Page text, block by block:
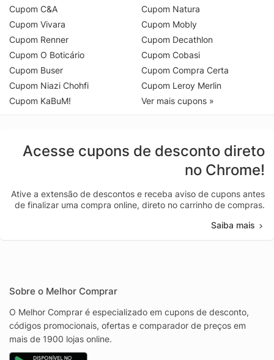
Cupom C&A
Cupom Vivara
Cupom Renner
Cupom O Boticário
Cupom Buser
Cupom Niazi Chohfi
Cupom KaBuM!
Cupom Natura
Cupom Mobly
Cupom Decathlon
Cupom Cobasi
Cupom Compra Certa
Cupom Leroy Merlin
Ver mais cupons »
Acesse cupons de desconto direto
no Chrome!
Ative a extensão de descontos e receba aviso de cupons antes
de finalizar uma compra online, direto no carrinho de compras.
Saiba mais
Sobre o Melhor Comprar
O Melhor Comprar é especializado em cupons de desconto,
códigos promocionais, ofertas e comparador de preços em
mais de 1900 lojas online.